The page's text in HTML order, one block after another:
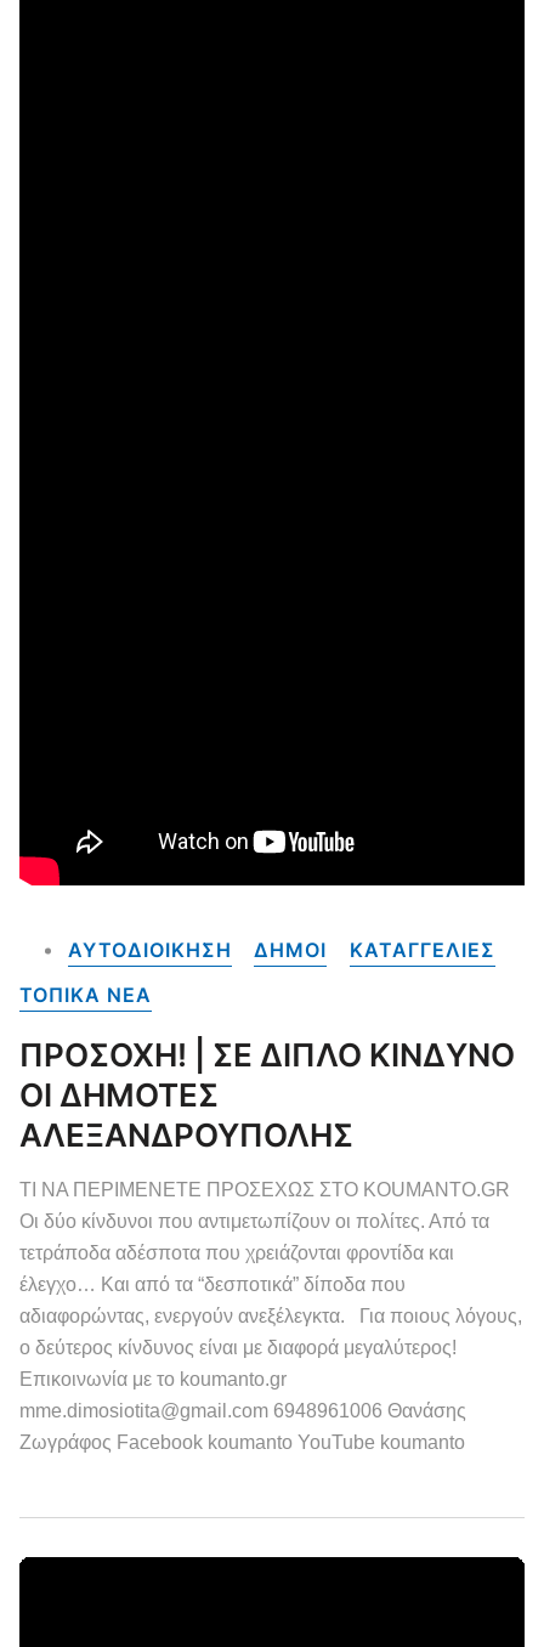
ΑΥΤΟΔΙΟΙΚΗΣΗ ΔΗΜΟΙ
ΚΑΤΑΓΓΕΛΙΕΣ
ΤΟΠΙΚΑ NEA
ΠΡΟΣΟΧΗ! | ΣΕ ΔΙΠΛΟ ΚΙΝΔΥΝΟ
ΟΙ ΔΗΜΟΤΕΣ
ΑΛΕΞΑΝΔΡΟΥΠΟΛΗΣ
ΤΙ ΝΑ ΠΕΡΙΜΕΝΕΤΕ ΠΡΟΣΕΧΩΣ ΣΤΟ KOUMANTO.GR
Οι δύο κίνδυνοι που αντιμετωπίζουν οι πολίτες. Από τα
τετράποδα αδέσποτα που χρειάζονται φροντίδα και
έλεγχο… Και από τα “δεσποτικά” δίποδα που
αδιαφορώντας, ενεργούν ανεξέλεγκτα. Για ποιους λόγους,
ο δεύτερος κίνδυνος είναι με διαφορά μεγαλύτερος!
Επικοινωνία με το koumanto.gr
mme.dimosiotita@gmail.com 6948961006 Θανάσης
Ζωγράφος Facebook koumanto YouTube koumanto